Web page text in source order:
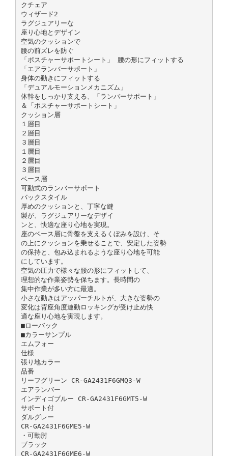
クチェア
ウィザード2
ラグジュアリーな
座り心地とデザイン
空気のクッションで
腰の前ズレを防ぐ
「ポスチャーサポートシート」 腰の形にフィットする
「エアランバーサポート」
身体の動きにフィットする
「デュアルモーションメカニズム」
体幹をしっかり支える、「ランバーサポート」
＆「ポスチャーサポートシート」
クッション層
１層目
２層目
３層目
１層目
２層目
３層目
ベース層
可動式のランバーサポート
バックスタイル
厚めのクッションと、丁寧な縫
製が、ラグジュアリーなデザイ
ンと、快適な座り心地を実現。
座のベース層に骨盤を支えるくぼみを設け、そ
の上にクッションを乗せることで、安定した姿勢
の保持と、包み込まれるような座り心地を可能
にしています。
空気の圧力で様々な腰の形にフィットして、
理想的な作業姿勢を保ちます。長時間の
集中作業が多い方に最適。
小さな動きはアッパーチルトが、大きな姿勢の
変化は背座角度連動ロッキングが受け止め快
適な座り心地を実現します。
■ローバック
■カラーサンプル
エムフォー
仕様
張り地カラー
品番
リーフグリーン CR-GA2431F6GMQ3-W
エアランバー
インディゴブルー CR-GA2431F6GMT5-W
サポート付
ダルグレー
CR-GA2431F6GME5-W
・可動肘
ブラック
CR-GA2431F6GME6-W